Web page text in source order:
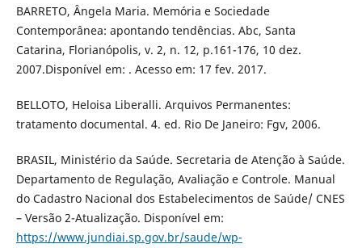
BARRETO, Ângela Maria. Memória e Sociedade
Contemporânea: apontando tendências. Abc, Santa
Catarina, Florianópolis, v. 2, n. 12, p.161-176, 10 dez.
2007.Disponível em: . Acesso em: 17 fev. 2017.
BELLOTO, Heloisa Liberalli. Arquivos Permanentes:
tratamento documental. 4. ed. Rio De Janeiro: Fgv, 2006.
BRASIL, Ministério da Saúde. Secretaria de Atenção à Saúde.
Departamento de Regulação, Avaliação e Controle. Manual
do Cadastro Nacional dos Estabelecimentos de Saúde/ CNES
– Versão 2-Atualização. Disponível em:
https://www.jundiai.sp.gov.br/saude/wp-